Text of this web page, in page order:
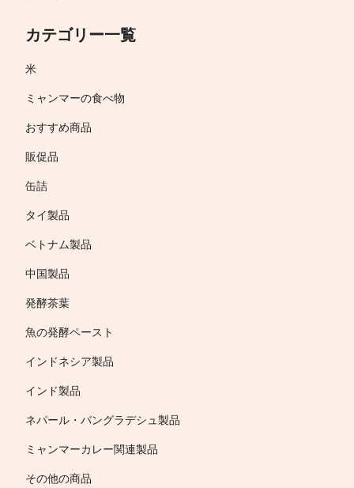
カテゴリー一覧
米
ミャンマーの食べ物
おすすめ商品
販促品
缶詰
タイ製品
ベトナム製品
中国製品
発酵茶葉
魚の発酵ペースト
インドネシア製品
インド製品
ネパール・バングラデシュ製品
ミャンマーカレー関連製品
その他の商品